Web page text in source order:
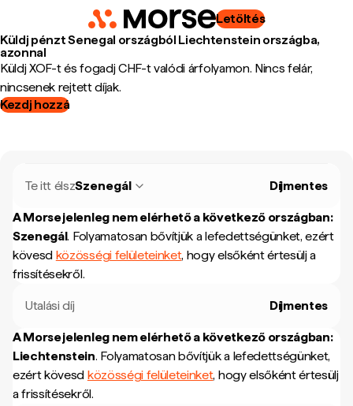
Letöltés
Küldj pénzt Senegal országból Liechtenstein országba,
azonnal
Küldj XOF-t és fogadj CHF-t valódi árfolyamon. Nincs felár,
nincsenek rejtett díjak.
Kezdj hozzá
Te itt élszSzenegál Díjmentes
A Morse jelenleg nem elérhető a következő országban:
Szenegál. Folyamatosan bővítjük a lefedettségünket, ezért
kövesd közösségi felületeinket, hogy elsőként értesülj a
frissítésekről.
Utalási díj Díjmentes
A Morse jelenleg nem elérhető a következő országban:
Liechtenstein. Folyamatosan bővítjük a lefedettségünket,
ezért kövesd közösségi felületeinket, hogy elsőként értesülj
a frissítésekről.